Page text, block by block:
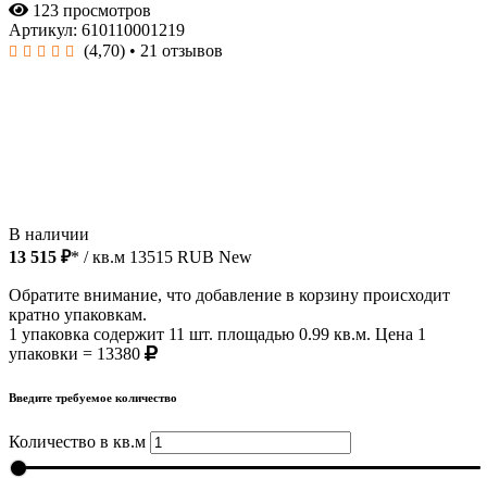
123 просмотров
Артикул: 610110001219
(4,70) • 21 отзывов
В наличии
13 515 ₽* / кв.м 13515 RUB New
Обратите внимание, что добавление в корзину происходит
кратно упаковкам.
1 упаковка содержит 11 шт. площадью 0.99 кв.м. Цена 1
упаковки = 13380
Введите требуемое количество
Количество в кв.м